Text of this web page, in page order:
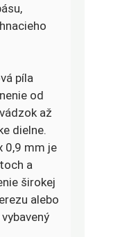
píla
od
až
dielne.
0,9 mm je
a
širokej
alebo